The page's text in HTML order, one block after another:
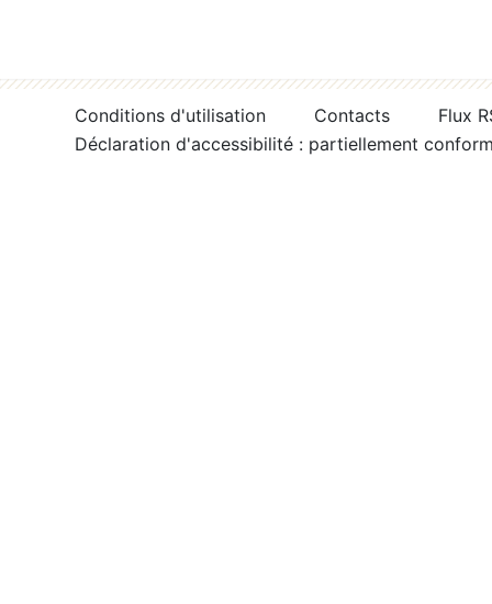
Conditions d'utilisation Contacts
Flux
Déclaration d'accessibilité : partiellement